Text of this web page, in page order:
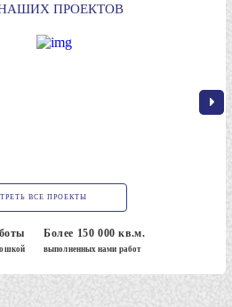
ПРОЕКТОВ
ВСЕ ПРОЕКТЫ
Более 150 000 кв.м.
выполненных нами работ